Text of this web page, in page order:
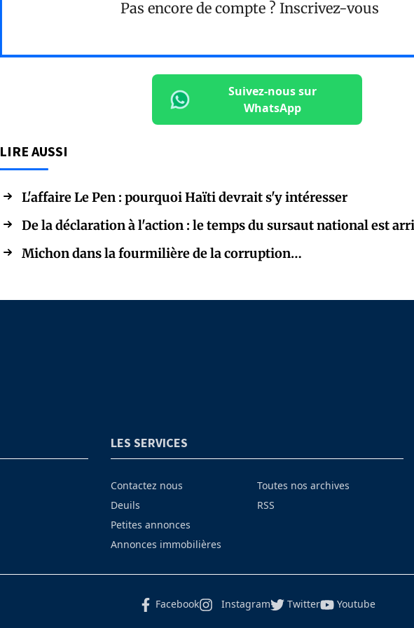
Pas encore de compte ? Inscrivez-vous
Suivez-nous sur
WhatsApp
LIRE AUSSI
L'affaire Le Pen : pourquoi Haïti devrait s'y intéresser
De la déclaration à l'action : le temps du sursaut national est
Michon dans la fourmilière de la corruption…
LES SERVICES
Contactez nous
Deuils
Petites annonces
Annonces immobilières
Toutes nos archives
RSS
Facebook Instagram Twitter Youtube